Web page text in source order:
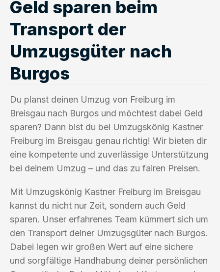
Geld sparen beim
Transport der
Umzugsgüter nach
Burgos
Du planst deinen Umzug von Freiburg im
Breisgau nach Burgos und möchtest dabei Geld
sparen? Dann bist du bei Umzugskönig Kastner
Freiburg im Breisgau genau richtig! Wir bieten dir
eine kompetente und zuverlässige Unterstützung
bei deinem Umzug – und das zu fairen Preisen.
Mit Umzugskönig Kastner Freiburg im Breisgau
kannst du nicht nur Zeit, sondern auch Geld
sparen. Unser erfahrenes Team kümmert sich um
den Transport deiner Umzugsgüter nach Burgos.
Dabei legen wir großen Wert auf eine sichere
und sorgfältige Handhabung deiner persönlichen